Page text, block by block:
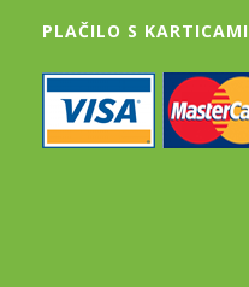
PLAČILO S